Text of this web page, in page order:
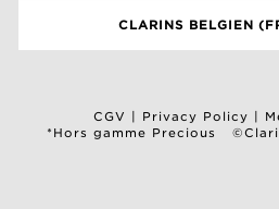
CLARINS BELGIEN
CGV | Privacy Policy |
*Hors gamme Precious